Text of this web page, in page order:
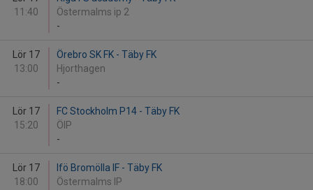
11:40
Östermalms ip 2
-
Lör 17
13:00
Örebro SK FK - Täby FK
Hjorthagen
-
Lör 17
15:20
FC Stockholm P14 - Täby FK
ÖIP
-
Lör 17
18:00
Ifö Bromölla IF - Täby FK
Östermalms IP